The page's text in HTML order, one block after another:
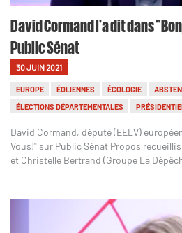
David Cormand l'a dit dans
Public Sénat
30 JUIN 2021
EUROPE ÉOLIENNES ÉCOLOGIE
ÉLECTIONS DÉPARTEMENTALES
David Cormand, député (EELV)
Vous!" sur Public Sénat Propos
et Christelle Bertrand (Groupe La